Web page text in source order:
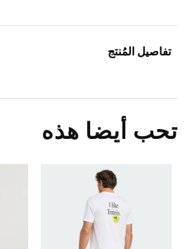
تفاصيل المُنتج
تحب أيضا هذه